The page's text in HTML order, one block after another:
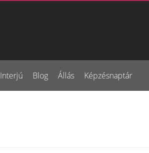
Interjú Blog Állás Képzésnaptár